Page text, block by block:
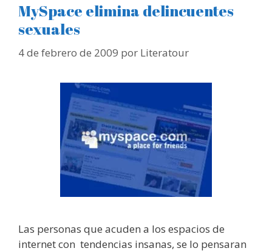
MySpace elimina delincuentes
sexuales
4 de febrero de 2009 por Literatour
Las personas que acuden a los espacios de
internet con tendencias insanas, se lo pensaran